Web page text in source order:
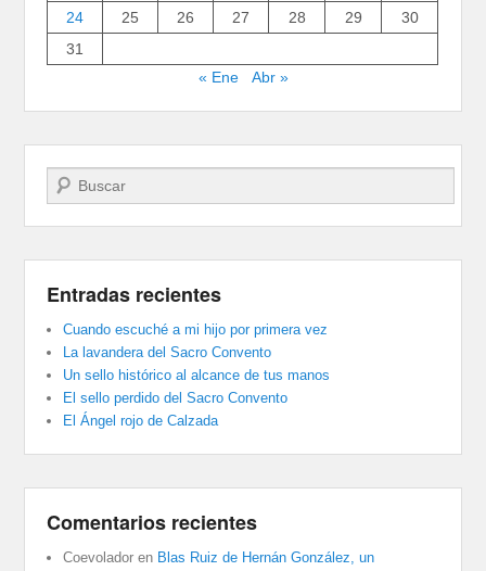
24
25 26 27 28 29
30
31
« Ene
Abr »
Buscar
Entradas recientes
Cuando escuché a mi hijo por primera vez
La lavandera del Sacro Convento
Un sello histórico al alcance de tus manos
El sello perdido del Sacro Convento
El Ángel rojo de Calzada
Comentarios recientes
Coevolador en Blas Ruiz de Hernán González, un